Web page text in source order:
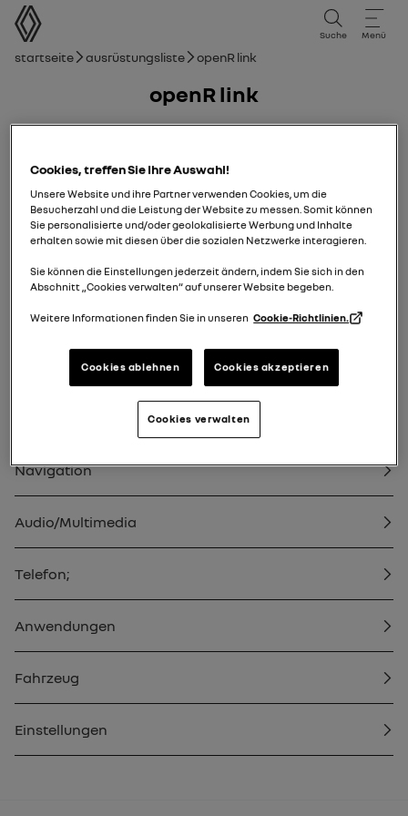
Benutzerhandbuch
Suche Menü
Breadcrumb
Startseite Ausrüstungsliste openR link
openR link
Handbuch pdf-Anleitung
Zu den Favoriten hinzufügen
Teilen
Ihre Mitteilung
Vorsichtsmaßnahmen
Navigation
Audio/Multimedia
Telefon;
Anwendungen
Fahrzeug
Einstellungen
Cookies, treffen Sie Ihre Auswahl!
Unsere Website und ihre Partner verwenden Cookies, um die
Besucherzahl und die Leistung der Website zu messen. Somit können
Sie personalisierte und/oder geolokalisierte Werbung und Inhalte
erhalten sowie mit diesen über die sozialen Netzwerke interagieren.
Sie können die Einstellungen jederzeit ändern, indem Sie sich in den
Abschnitt „Cookies verwalten“ auf unserer Website begeben.
Weitere Informationen finden Sie in unseren Cookie-Richtlinien.
Cookies ablehnen Cookies akzeptieren
Cookies verwalten